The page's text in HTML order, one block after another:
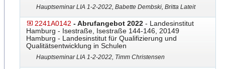
Hauptseminar LIA 1-2-2022, Babette Dembski, Britta Lateit
2241A0142 - Abrufangebot 2022 - Landesinstitut
Hamburg - Isestraße, Isestraße 144-146, 20149
Hamburg - Landesinstitut für Qualifizierung und
Qualitätsentwicklung in Schulen
Hauptseminar LIA 1-2-2022, Timm Christensen